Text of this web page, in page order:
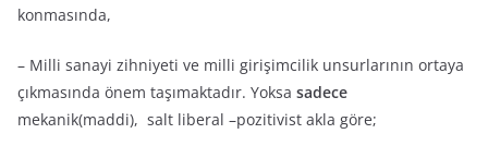
konmasında,
– Milli sanayi zihniyeti ve milli girişimcilik unsurlarının ortaya
çıkmasında önem taşımaktadır. Yoksa sadece
mekanik(maddi), salt liberal –pozitivist akla göre;